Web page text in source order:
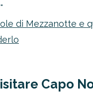
di Mezzanotte e
Capo